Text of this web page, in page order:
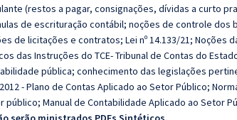
(restos a pagar, consignações, dívidas a curto
de escrituração contábil; noções de controle dos
de licitações e contratos; Lei nº 14.133/21; Noções
das Instruções do TCE- Tribunal de Contas do
pública; conhecimento das legislações
- Plano de Contas Aplicado ao Setor Público;
público; Manual de Contabilidade Aplicado ao Setor